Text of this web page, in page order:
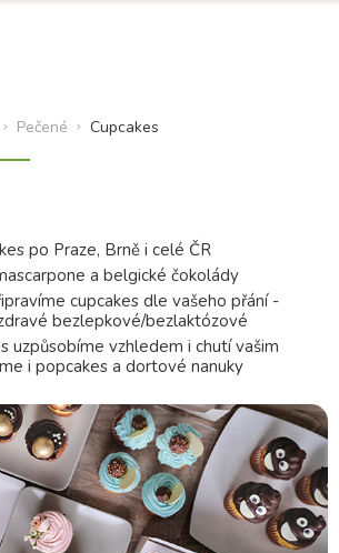
Pečené Cupcakes
po Praze, Brně i celé ČR
a belgické čokolády
cupcakes dle vašeho přání -
bezlepkové/bezlaktózové
uzpůsobíme vzhledem i chutí vašim
i popcakes a dortové nanuky